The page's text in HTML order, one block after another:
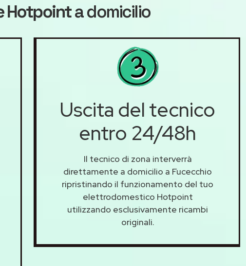
Hotpointa domicilio
Uscita del tecnico
entro 24/48h
Il tecnico di zona interverrà
direttamente a domicilio a Fucecchio
ripristinando il funzionamento del tuo
elettrodomestico Hotpoint
utilizzando esclusivamente ricambi
originali.